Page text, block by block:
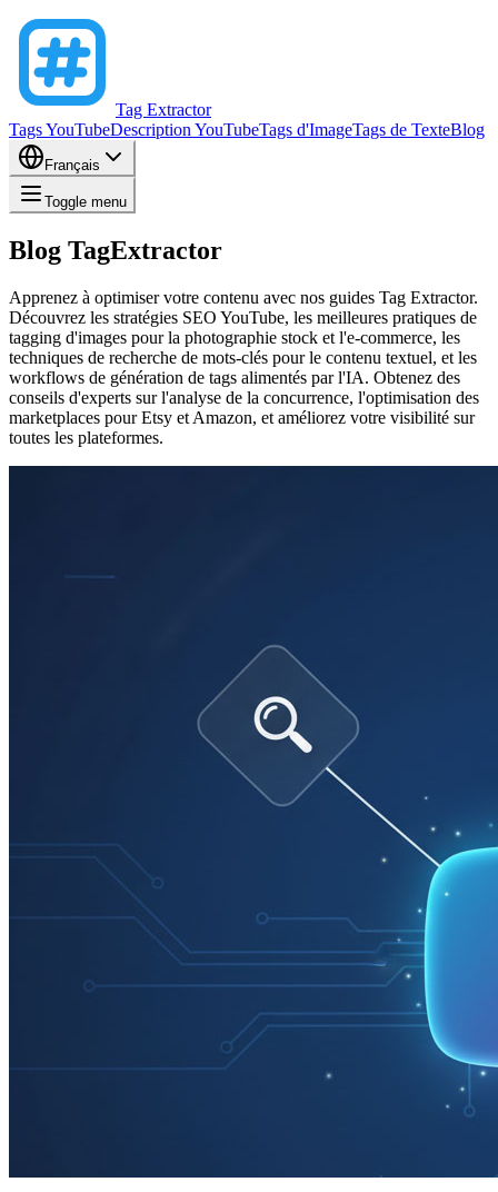
Tag Extractor
Tags YouTubeDescription YouTubeTags d'ImageTags de TexteBlog
Français
Toggle menu
Blog TagExtractor
Apprenez à optimiser votre contenu avec nos guides Tag Extractor.
Découvrez les stratégies SEO YouTube, les meilleures pratiques de
tagging d'images pour la photographie stock et l'e-commerce, les
techniques de recherche de mots-clés pour le contenu textuel, et les
workflows de génération de tags alimentés par l'IA. Obtenez des
conseils d'experts sur l'analyse de la concurrence, l'optimisation des
marketplaces pour Etsy et Amazon, et améliorez votre visibilité sur
toutes les plateformes.